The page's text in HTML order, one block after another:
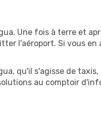
Une fois à terre et
l'aéroport. Si vous en
qu'il s'agisse de
au comptoir